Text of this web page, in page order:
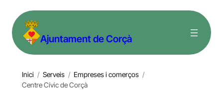
contingut Ajuntament de Corçà
Inici / Serveis / Empreses i comerços /
Centre Cívic de Corçà